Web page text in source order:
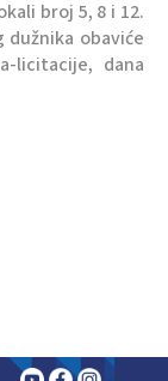
broj 5, 8 i 12.
dužnika obaviće
licitacije, dana